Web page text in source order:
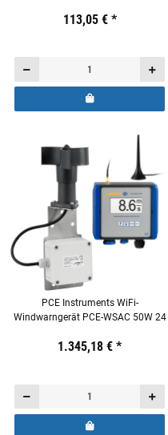
19,44 € inkl. 19% USt.
113,05 € *
PCE Instruments WiFi-
Windwarngerät PCE-WSAC 50W 24
19,44 €inkl. 19% USt.
1.345,18 € *